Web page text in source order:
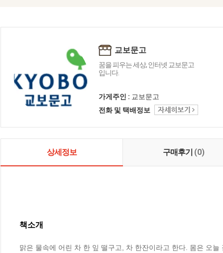
교보문고
꿈을 피우는 세상, 인터넷 교보문고
입니다.
가게주인 : 교보문고
전화 및 택배정보
상세정보 구매후기 (0)
책소개
맑은 물속에 어린 차 한 잎 떨구고, 차 한잔이라고 한다. 몸은 오